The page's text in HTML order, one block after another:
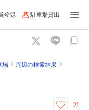
登録 駐車場貸出
場 周辺の検索結果
21